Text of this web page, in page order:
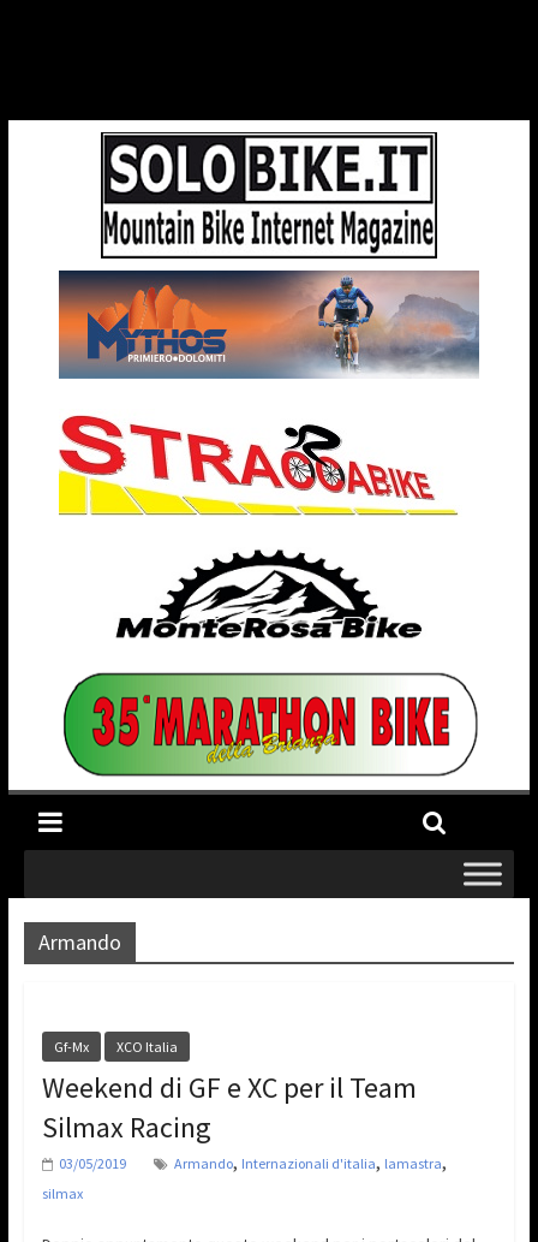
Armando
Gf-Mx XCO Italia
Weekend di GF e XC per il Team
Silmax Racing
03/05/2019 Armando, Internazionali d'italia, lamastra,
silmax